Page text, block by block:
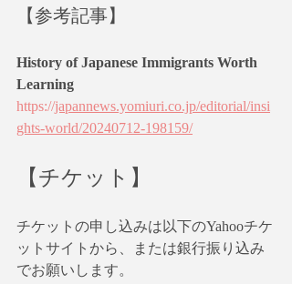
【参考記事】
History of Japanese Immigrants Worth
Learning
https://japannews.yomiuri.co.jp/editorial/insi
ghts-world/20240712-198159/
【チケット】
チケットの申し込みは以下のYahooチケ
ットサイトから、または銀行振り込み
でお願いします。